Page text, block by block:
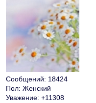
Сообщений: 18424
Пол: Женский
Уважение: +11308